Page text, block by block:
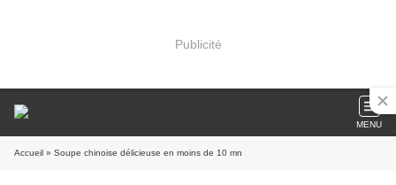
Publicité
MENU
Accueil » Soupe chinoise délicieuse en moins de 10 mn